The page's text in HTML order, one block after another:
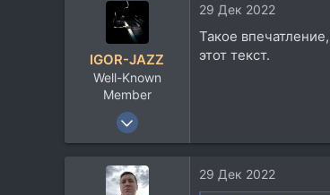
IGOR-JAZZ
Well-Known
Member
7 Мар 2013
29 Дек 2022
Такое
этот текст.
29 Дек 2022